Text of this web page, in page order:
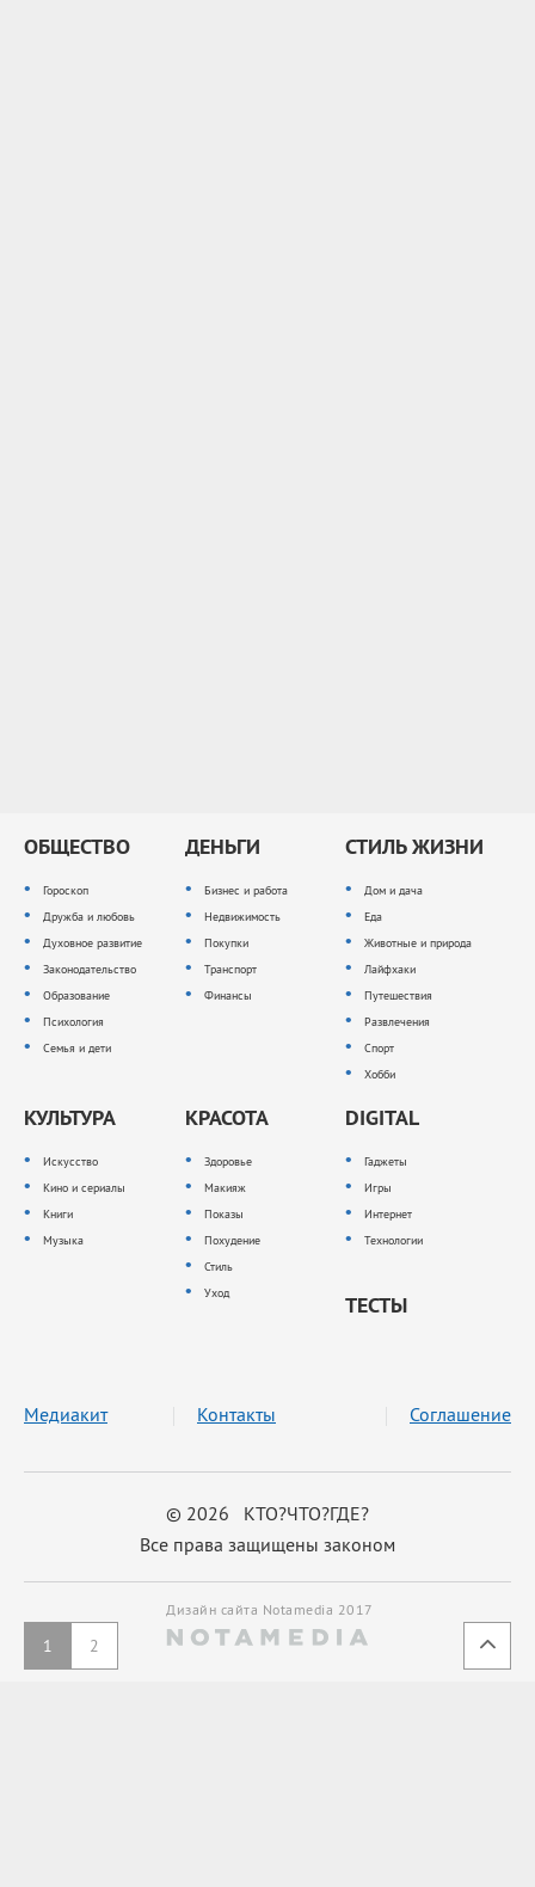
1 2
ОБЩЕСТВО
Гороскоп
Дружба и любовь
Духовное развитие
Законодательство
Образование
Психология
Семья и дети
ДЕНЬГИ
Бизнес и работа
Недвижимость
Покупки
Транспорт
Финансы
СТИЛЬ ЖИЗНИ
Дом и дача
Еда
Животные и природа
Лайфхаки
Путешествия
Развлечения
Спорт
Хобби
КУЛЬТУРА
Искусство
Кино и сериалы
Книги
Музыка
КРАСОТА
Здоровье
Макияж
Показы
Похудение
Стиль
Уход
DIGITAL
Гаджеты
Игры
Интернет
Технологии
ТЕСТЫ
© 2026 КТО?ЧТО?ГДЕ?
Все права защищены законом
Медиакит Контакты Соглашение
Дизайн сайта Notamedia 2017